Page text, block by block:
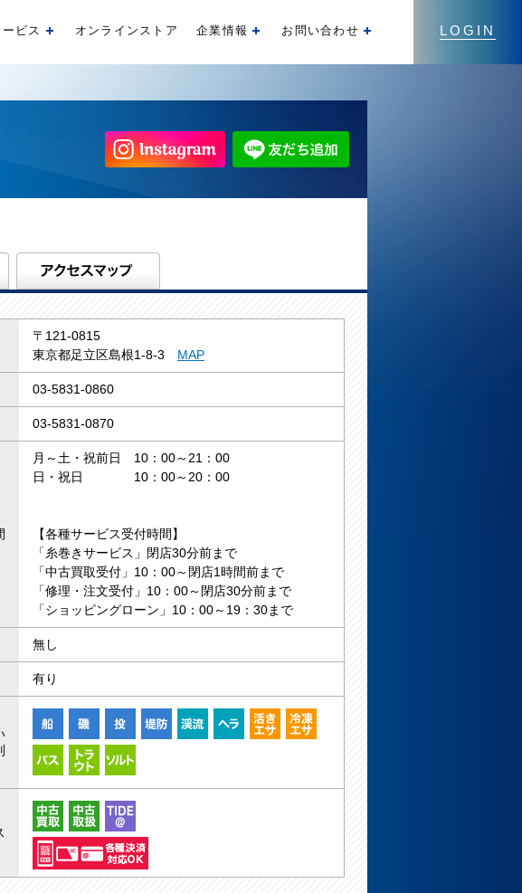
LOGIN
ビス 開くオンラインストア 企業情報 開くお問い合わせ
〒121-0815
東京都足立区島根1-8-3 MAP
03-5831-0860
03-5831-0870
月～土・祝前日 10：00～21：00
日・祝日 10：00～20：00
【各種サービス受付時間】
「糸巻きサービス」閉店30分前まで
「中古買取受付」10：00～閉店1時間前まで
「修理・注文受付」10：00～閉店30分前まで
「ショッピングローン」10：00～19：30まで
無し
有り